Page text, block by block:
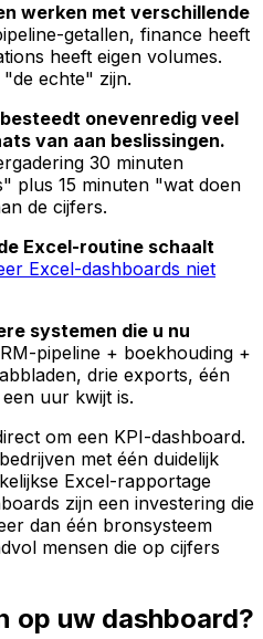
werken met verschillende
getallen, finance heeft
heeft eigen volumes.
echte" zijn.
onevenredig veel
van aan beslissingen.
30 minuten
plus 15 minuten "wat doen
de cijfers.
Excel-routine schaalt
Excel-dashboards niet
systemen die u nu
pipeline + boekhouding +
drie exports, één
uur kwijt is.
om een KPI-dashboard.
met één duidelijk
Excel-rapportage
zijn een investering die
dan één bronsysteem
mensen die op cijfers
op uw dashboard?